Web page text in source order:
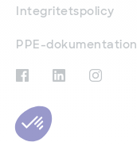
Integritetspolicy
PPE-dokumentation